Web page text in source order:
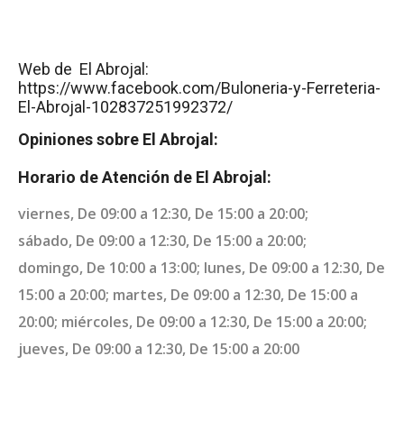
Web de El Abrojal:
https://www.facebook.com/Buloneria-y-Ferreteria-
El-Abrojal-102837251992372/
Opiniones sobre El Abrojal:
Horario de Atención de El Abrojal:
viernes, De 09:00 a 12:30, De 15:00 a 20:00;
sábado, De 09:00 a 12:30, De 15:00 a 20:00;
domingo, De 10:00 a 13:00; lunes, De 09:00 a 12:30, De
15:00 a 20:00; martes, De 09:00 a 12:30, De 15:00 a
20:00; miércoles, De 09:00 a 12:30, De 15:00 a 20:00;
jueves, De 09:00 a 12:30, De 15:00 a 20:00